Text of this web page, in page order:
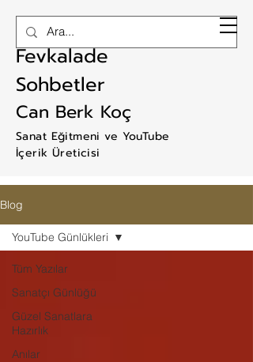
RAM ART
Fevkalade
Sohbetler
Can Berk Koç
Sanat Eğitmeni ve YouTube
İçerik Üreticisi
Blog
Tüm Yazılar
Sanatçı Günlüğü
Güzel Sanatlara
Hazırlık
Anılar
YouTube Günlükleri